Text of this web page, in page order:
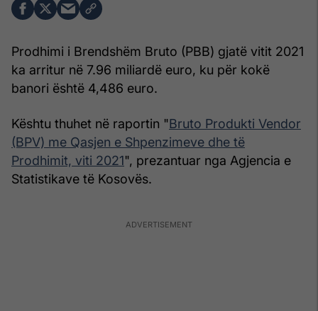
Prodhimi i Brendshëm Bruto (PBB) gjatë vitit 2021
ka arritur në 7.96 miliardë euro, ku për kokë
banori është 4,486 euro.
Kështu thuhet në raportin "Bruto Produkti Vendor
(BPV) me Qasjen e Shpenzimeve dhe të
Prodhimit, viti 2021", prezantuar nga Agjencia e
Statistikave të Kosovës.